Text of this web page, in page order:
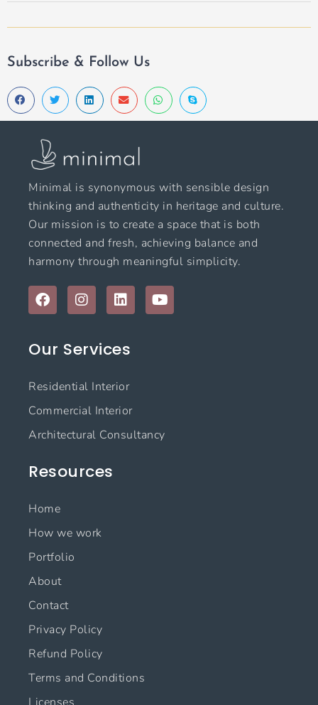
Subscribe & Follow Us
Minimal is synonymous with sensible design
thinking and authenticity in heritage and culture.
Our mission is to create a space that is both
connected and fresh, achieving balance and
harmony through meaningful simplicity.
F
a
c
b
k
I
n
s
a
r
a
m
L
i
n
e
n
Y
o
u
Our Services
Residential Interior
Commercial Interior
Architectural Consultancy
Resources
Home
How we work
Portfolio
About
Contact
Privacy Policy
Refund Policy
Terms and Conditions